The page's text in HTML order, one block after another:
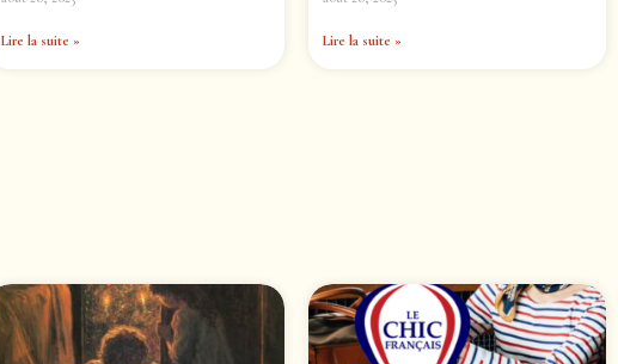
Lire la suite » Lire la suite »